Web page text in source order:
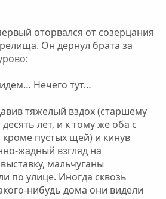
оторвался от созерцания
Он дернул брата за
Нечего тут…
тяжелый вздох (старшему
лет, и к тому же оба с
кроме пустых щей) и кинув
жадный взгляд на
мальчуганы
по улице. Иногда сквозь
нибудь дома они видели